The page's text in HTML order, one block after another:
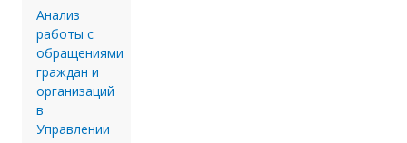
Анализ
работы с
обращениями
граждан и
организаций
в
Управлении